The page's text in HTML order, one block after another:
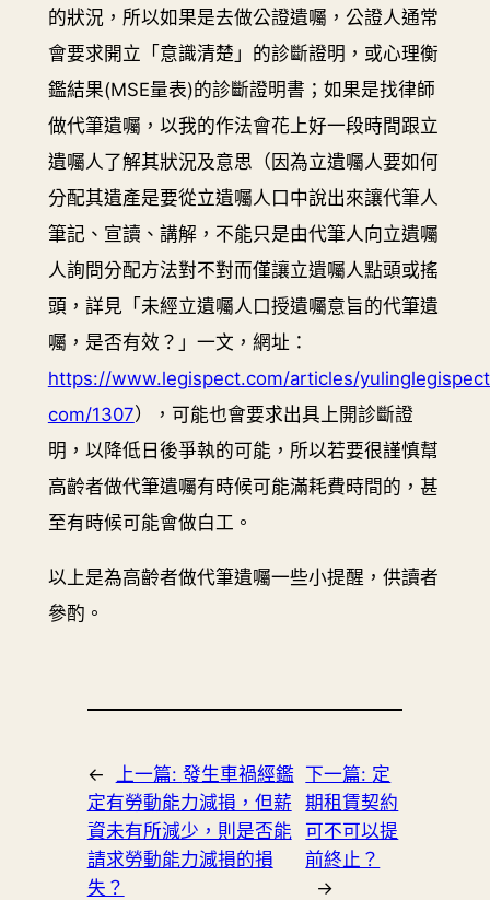
的狀況，所以如果是去做公證遺囑，公證人通常
會要求開立「意識清楚」的診斷證明，或心理衡
鑑結果(MSE量表)的診斷證明書；如果是找律師
做代筆遺囑，以我的作法會花上好一段時間跟立
遺囑人了解其狀況及意思（因為立遺囑人要如何
分配其遺產是要從立遺囑人口中說出來讓代筆人
筆記、宣讀、講解，不能只是由代筆人向立遺囑
人詢問分配方法對不對而僅讓立遺囑人點頭或搖
頭，詳見「未經立遺囑人口授遺囑意旨的代筆遺
囑，是否有效？」一文，網址：
https://www.legispect.com/articles/
com/1307），可能也會要求出具上開診斷證
明，以降低日後爭執的可能，所以若要很謹慎幫
高齡者做代筆遺囑有時候可能滿耗費時間的，甚
至有時候可能會做白工。
以上是為高齡者做代筆遺囑一些小提醒，供讀者
參酌。
← 上一篇: 發生車禍經鑑
定有勞動能力減損，但薪
資未有所減少，則是否能
請求勞動能力減損的損
失？
下一篇: 定
期租賃契約
可不可以提
前終止？
→